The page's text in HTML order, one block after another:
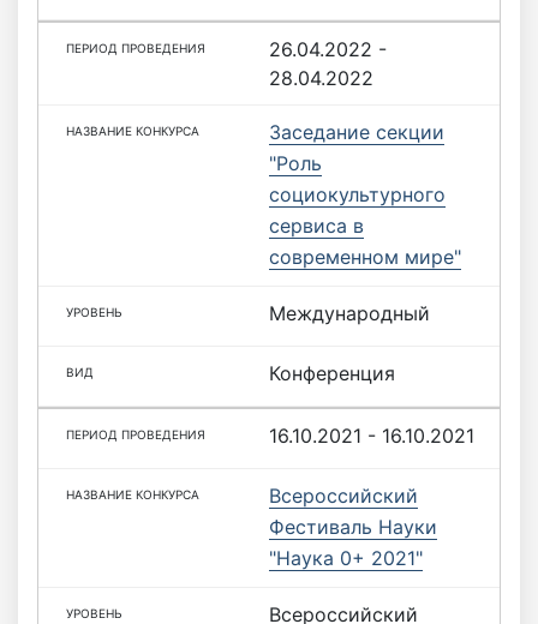
26.04.2022 -
28.04.2022
Заседание секции
"Роль
социокультурного
сервиса в
современном мире"
Международный
Конференция
16.10.2021 - 16.10.2021
Всероссийский
Фестиваль Науки
"Наука 0+ 2021"
Всероссийский